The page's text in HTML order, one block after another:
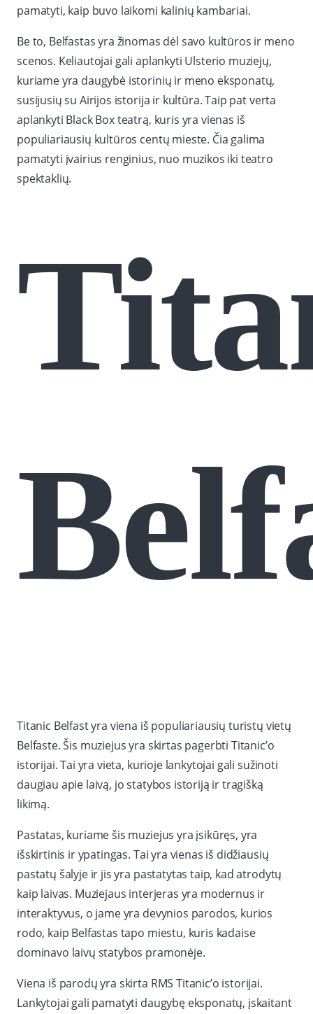
pamatyti, kaip buvo laikomi kalinių kambariai.
Be to, Belfastas yra žinomas dėl savo kultūros ir meno
scenos. Keliautojai gali aplankyti Ulsterio muziejų,
kuriame yra daugybė istorinių ir meno eksponatų,
susijusių su Airijos istorija ir kultūra. Taip pat verta
aplankyti Black Box teatrą, kuris yra vienas iš
populiariausių kultūros centų mieste. Čia galima
pamatyti įvairius renginius, nuo muzikos iki teatro
spektaklių.
Titanic Belfast yra viena iš populiariausių turistų vietų
Belfaste. Šis muziejus yra skirtas pagerbti Titanic’o
istorijai. Tai yra vieta, kurioje lankytojai gali sužinoti
daugiau apie laivą, jo statybos istoriją ir tragišką
likimą.
Pastatas, kuriame šis muziejus yra įsikūręs, yra
išskirtinis ir ypatingas. Tai yra vienas iš didžiausių
pastatų šalyje ir jis yra pastatytas taip, kad atrodytų
kaip laivas. Muziejaus interjeras yra modernus ir
interaktyvus, o jame yra devynios parodos, kurios
rodo, kaip Belfastas tapo miestu, kuris kadaise
dominavo laivų statybos pramonėje.
Viena iš parodų yra skirta RMS Titanic’o istorijai.
Lankytojai gali pamatyti daugybę eksponatų, įskaitant